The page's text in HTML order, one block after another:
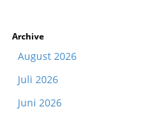
Archive
August 2026
Juli 2026
Juni 2026